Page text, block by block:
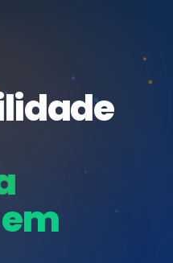
E INTEGRADOS
que
em ISO 27001,
ISO 9001, ISO